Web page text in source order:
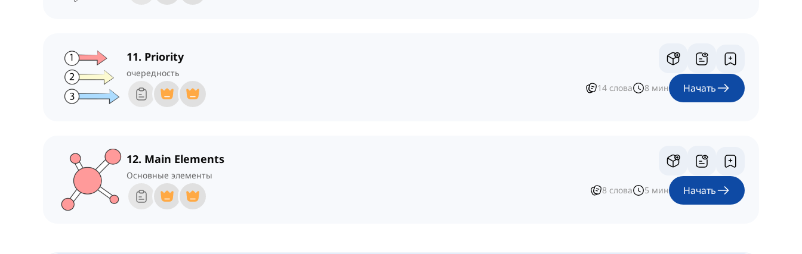
11. Priority
очередность
14 слова 8 мин Начать
12. Main Elements
Основные элементы
8 слова 5 мин Начать